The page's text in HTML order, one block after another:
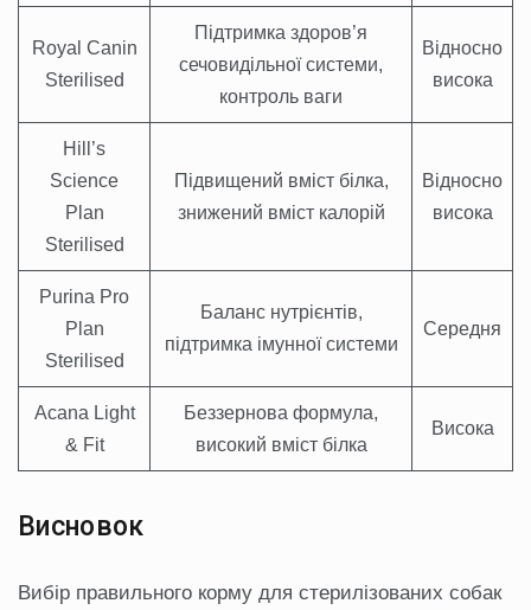
Royal Canin
Sterilised
Підтримка здоров’я
сечовидільної системи,
контроль ваги
Відносно
висока
Hill’s
Science
Plan
Sterilised
Підвищений вміст білка,
знижений вміст калорій
Відносно
висока
Purina Pro
Plan
Sterilised
Баланс нутрієнтів,
підтримка імунної системи
Середня
Acana Light
& Fit
Беззернова формула,
високий вміст білка
Висока
Висновок
Вибір правильного корму для стерилізованих собак